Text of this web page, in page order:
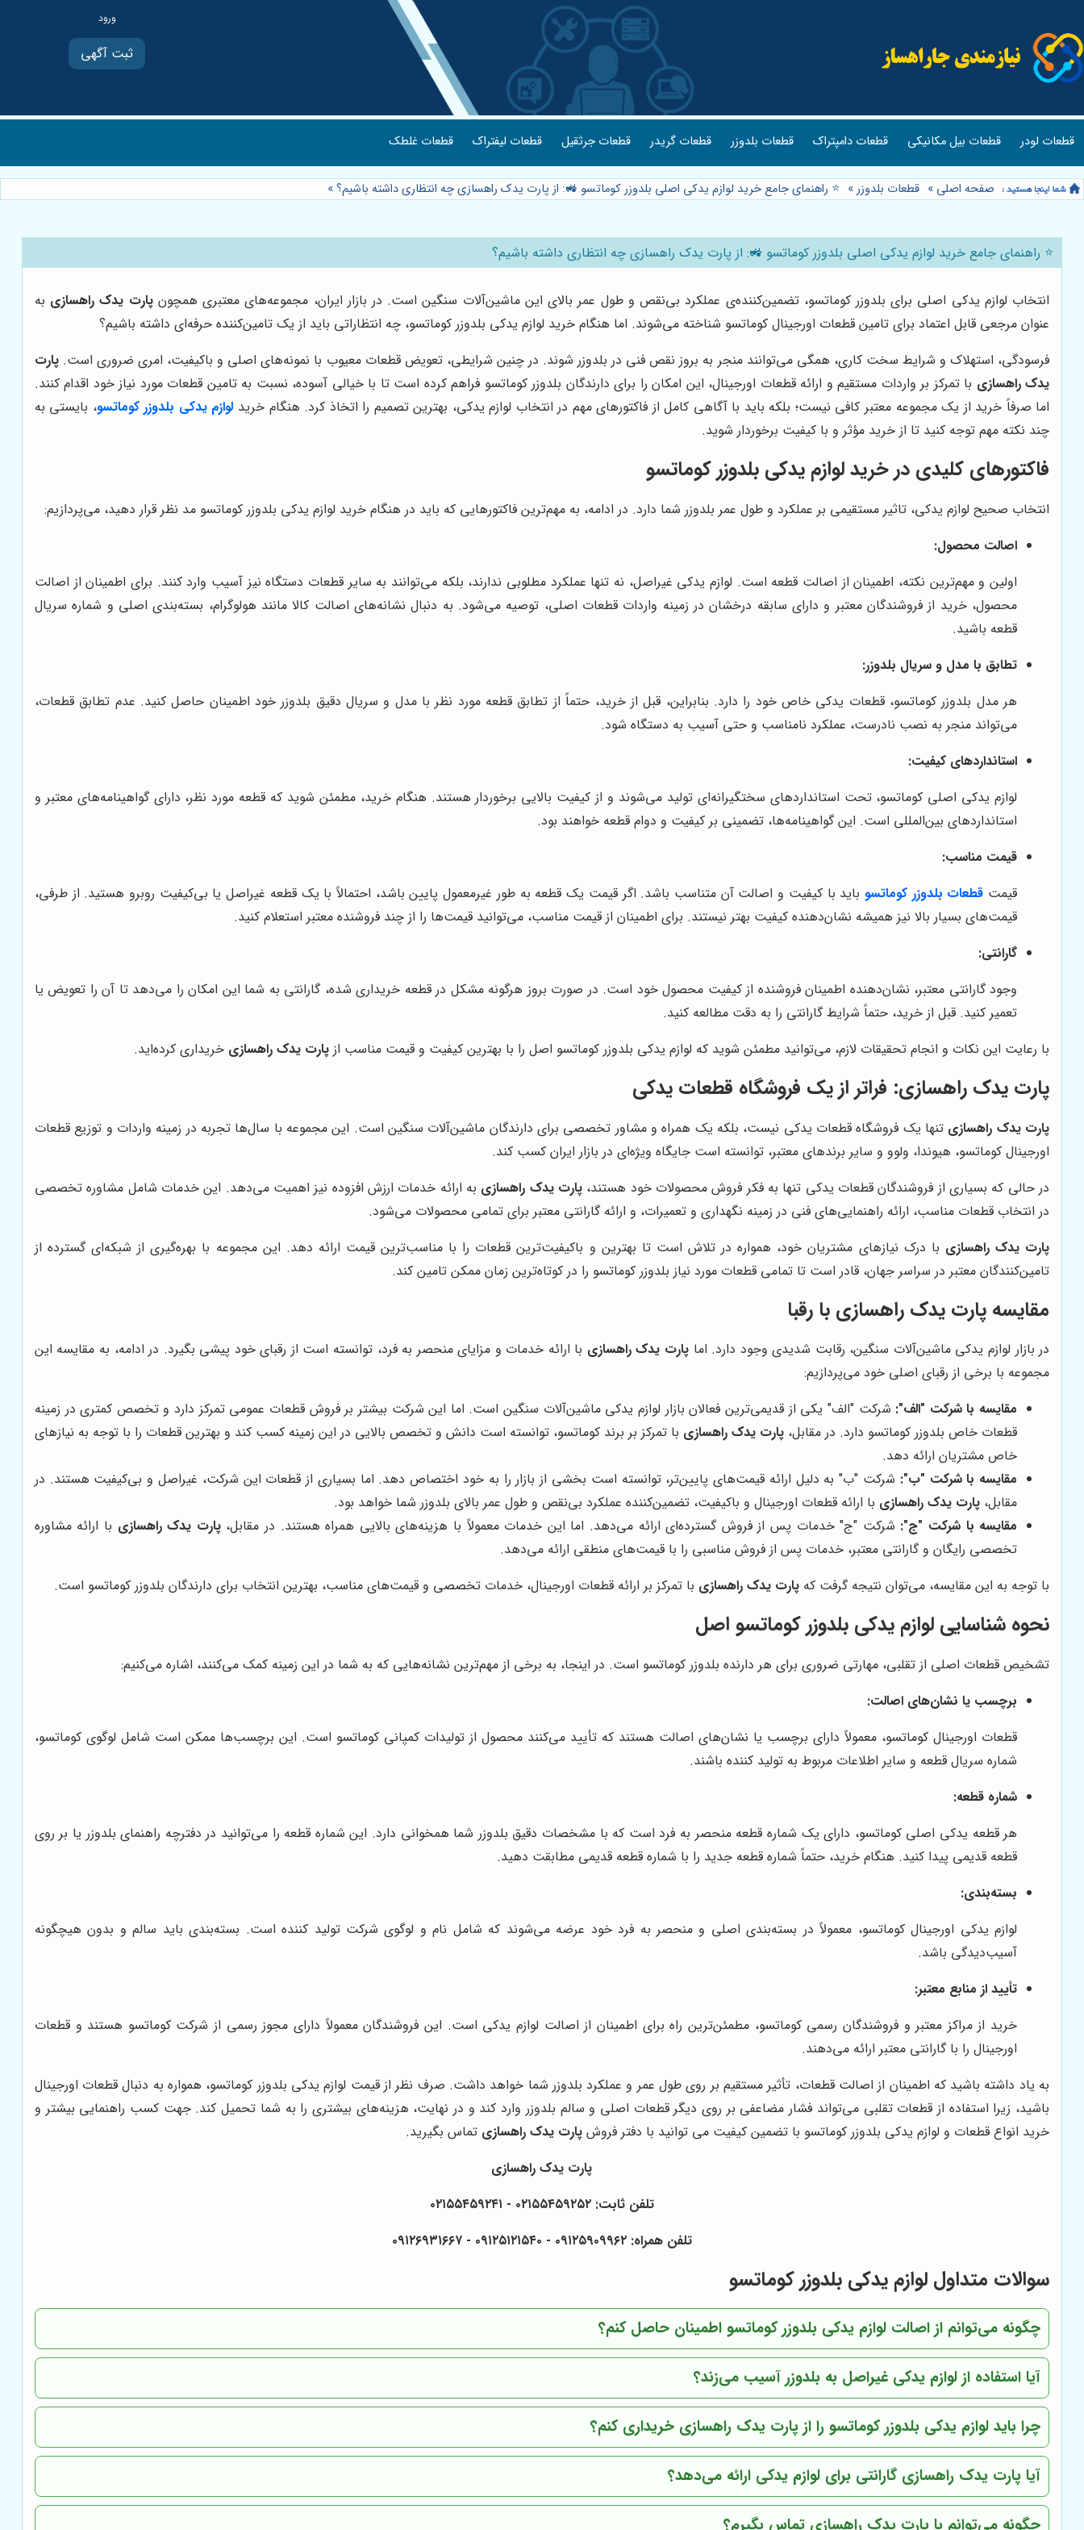
ثبت آگهی
قطعات لودر قطعات بیل مکانیکی قطعات دامپتراک قطعات بلدوزر قطعات گریدر قطعات جرثقیل قطعات لیفتراک قطعات غلطک
صفحه اصلی » قطعات بلدوزر» ⭐️ راهنمای جامع خرید لوازم یدکی اصلی بلدوزر کوماتسو 🚜: از پارت یدک راهسازی چه انتظاری داشته باشیم؟»
⭐️ راهنمای جامع خرید لوازم یدکی اصلی بلدوزر کوماتسو 🚜: از پارت یدک راهسازی چه انتظاری داشته باشیم؟
انتخاب لوازم یدکی اصلی برای بلدوزر کوماتسو، تضمین‌کننده‌ی عملکرد بی‌نقص و طول عمر بالای این ماشین‌آلات سنگین است. در بازار ایران، مجموعه‌های معتبری همچونپارت یدک راهسازی به
عنوان مرجعی قابل اعتماد برای تامین قطعات اورجینال کوماتسو شناخته می‌شوند. اما هنگام خرید لوازم یدکی بلدوزر کوماتسو، چه انتظاراتی باید از یک تامین‌کننده حرفه‌ای داشته باشیم؟
فرسودگی، استهلاک و شرایط سخت کاری، همگی می‌توانند منجر به بروز نقص فنی در بلدوزر شوند. در چنین شرایطی، تعویض قطعات معیوب با نمونه‌های اصلی و باکیفیت، امری ضروری است.پارت
یدک راهسازی با تمرکز بر واردات مستقیم و ارائه قطعات اورجینال، این امکان را برای دارندگان بلدوزر کوماتسو فراهم کرده است تا با خیالی آسوده، نسبت به تامین قطعات مورد نیاز خود اقدام کنند.
اما صرفاً خرید از یک مجموعه معتبر کافی نیست؛ بلکه باید با آگاهی کامل از فاکتورهای مهم در انتخاب لوازم یدکی، بهترین تصمیم را اتخاذ کرد. هنگام خرید لوازم یدکی بلدوزر کوماتسو، بایستی به
چند نکته مهم توجه کنید تا از خرید مؤثر و با کیفیت برخوردار شوید.
فاکتورهای کلیدی در خرید لوازم یدکی بلدوزر کوماتسو
انتخاب صحیح لوازم یدکی، تاثیر مستقیمی بر عملکرد و طول عمر بلدوزر شما دارد. در ادامه، به مهم‌ترین فاکتورهایی که باید در هنگام خرید لوازم یدکی بلدوزر کوماتسو مد نظر قرار دهید، می‌پردازیم:
اصالت محصول:
اولین و مهم‌ترین نکته، اطمینان از اصالت قطعه است. لوازم یدکی غیراصل، نه تنها عملکرد مطلوبی ندارند، بلکه می‌توانند به سایر قطعات دستگاه نیز آسیب وارد کنند. برای اطمینان از اصالت
محصول، خرید از فروشندگان معتبر و دارای سابقه درخشان در زمینه واردات قطعات اصلی، توصیه می‌شود. به دنبال نشانه‌های اصالت کالا مانند هولوگرام، بسته‌بندی اصلی و شماره سریال
قطعه باشید.
تطابق با مدل و سریال بلدوزر:
هر مدل بلدوزر کوماتسو، قطعات یدکی خاص خود را دارد. بنابراین، قبل از خرید، حتماً از تطابق قطعه مورد نظر با مدل و سریال دقیق بلدوزر خود اطمینان حاصل کنید. عدم تطابق قطعات،
می‌تواند منجر به نصب نادرست، عملکرد نامناسب و حتی آسیب به دستگاه شود.
استانداردهای کیفیت:
لوازم یدکی اصلی کوماتسو، تحت استانداردهای سختگیرانه‌ای تولید می‌شوند و از کیفیت بالایی برخوردار هستند. هنگام خرید، مطمئن شوید که قطعه مورد نظر، دارای گواهینامه‌های معتبر و
استانداردهای بین‌المللی است. این گواهینامه‌ها، تضمینی بر کیفیت و دوام قطعه خواهند بود.
قیمت مناسب:
قیمت قطعات بلدوزر کوماتسو باید با کیفیت و اصالت آن متناسب باشد. اگر قیمت یک قطعه به طور غیرمعمول پایین باشد، احتمالاً با یک قطعه غیراصل یا بی‌کیفیت روبرو هستید. از طرفی،
قیمت‌های بسیار بالا نیز همیشه نشان‌دهنده کیفیت بهتر نیستند. برای اطمینان از قیمت مناسب، می‌توانید قیمت‌ها را از چند فروشنده معتبر استعلام کنید.
گارانتی:
وجود گارانتی معتبر، نشان‌دهنده اطمینان فروشنده از کیفیت محصول خود است. در صورت بروز هرگونه مشکل در قطعه خریداری شده، گارانتی به شما این امکان را می‌دهد تا آن را تعویض یا
تعمیر کنید. قبل از خرید، حتماً شرایط گارانتی را به دقت مطالعه کنید.
با رعایت این نکات و انجام تحقیقات لازم، می‌توانید مطمئن شوید که لوازم یدکی بلدوزر کوماتسو اصل را با بهترین کیفیت و قیمت مناسب از پارت یدک راهسازی خریداری کرده‌اید.
پارت یدک راهسازی: فراتر از یک فروشگاه قطعات یدکی
پارت یدک راهسازی تنها یک فروشگاه قطعات یدکی نیست، بلکه یک همراه و مشاور تخصصی برای دارندگان ماشین‌آلات سنگین است. این مجموعه با سال‌ها تجربه در زمینه واردات و توزیع قطعات
اورجینال کوماتسو، هیوندا، ولوو و سایر برندهای معتبر، توانسته است جایگاه ویژه‌ای در بازار ایران کسب کند.
در حالی که بسیاری از فروشندگان قطعات یدکی تنها به فکر فروش محصولات خود هستند، پارت یدک راهسازی به ارائه خدمات ارزش افزوده نیز اهمیت می‌دهد. این خدمات شامل مشاوره تخصصی
در انتخاب قطعات مناسب، ارائه راهنمایی‌های فنی در زمینه نگهداری و تعمیرات، و ارائه گارانتی معتبر برای تمامی محصولات می‌شود.
پارت یدک راهسازی با درک نیازهای مشتریان خود، همواره در تلاش است تا بهترین و باکیفیت‌ترین قطعات را با مناسب‌ترین قیمت ارائه دهد. این مجموعه با بهره‌گیری از شبکه‌ای گسترده از
تامین‌کنندگان معتبر در سراسر جهان، قادر است تا تمامی قطعات مورد نیاز بلدوزر کوماتسو را در کوتاه‌ترین زمان ممکن تامین کند.
مقایسه پارت یدک راهسازی با رقبا
در بازار لوازم یدکی ماشین‌آلات سنگین، رقابت شدیدی وجود دارد. اما پارت یدک راهسازی با ارائه خدمات و مزایای منحصر به فرد، توانسته است از رقبای خود پیشی بگیرد. در ادامه، به مقایسه این
مجموعه با برخی از رقبای اصلی خود می‌پردازیم:
مقایسه با شرکت "الف": شرکت "الف" یکی از قدیمی‌ترین فعالان بازار لوازم یدکی ماشین‌آلات سنگین است. اما این شرکت بیشتر بر فروش قطعات عمومی تمرکز دارد و تخصص کمتری در زمینه
قطعات خاص بلدوزر کوماتسو دارد. در مقابل، پارت یدک راهسازی با تمرکز بر برند کوماتسو، توانسته است دانش و تخصص بالایی در این زمینه کسب کند و بهترین قطعات را با توجه به نیازهای
خاص مشتریان ارائه دهد.
مقایسه با شرکت "ب": شرکت "ب" به دلیل ارائه قیمت‌های پایین‌تر، توانسته است بخشی از بازار را به خود اختصاص دهد. اما بسیاری از قطعات این شرکت، غیراصل و بی‌کیفیت هستند. در
مقابل، پارت یدک راهسازی با ارائه قطعات اورجینال و باکیفیت، تضمین‌کننده عملکرد بی‌نقص و طول عمر بالای بلدوزر شما خواهد بود.
مقایسه با شرکت "ج": شرکت "ج" خدمات پس از فروش گسترده‌ای ارائه می‌دهد. اما این خدمات معمولاً با هزینه‌های بالایی همراه هستند. در مقابل،پارت یدک راهسازی با ارائه مشاوره
تخصصی رایگان و گارانتی معتبر، خدمات پس از فروش مناسبی را با قیمت‌های منطقی ارائه می‌دهد.
با توجه به این مقایسه، می‌توان نتیجه گرفت که پارت یدک راهسازی با تمرکز بر ارائه قطعات اورجینال، خدمات تخصصی و قیمت‌های مناسب، بهترین انتخاب برای دارندگان بلدوزر کوماتسو است.
نحوه شناسایی لوازم یدکی بلدوزر کوماتسو اصل
تشخیص قطعات اصلی از تقلبی، مهارتی ضروری برای هر دارنده بلدوزر کوماتسو است. در اینجا، به برخی از مهم‌ترین نشانه‌هایی که به شما در این زمینه کمک می‌کنند، اشاره می‌کنیم:
برچسب یا نشان‌های اصالت:
قطعات اورجینال کوماتسو، معمولاً دارای برچسب یا نشان‌های اصالت هستند که تأیید می‌کنند محصول از تولیدات کمپانی کوماتسو است. این برچسب‌ها ممکن است شامل لوگوی کوماتسو،
شماره سریال قطعه و سایر اطلاعات مربوط به تولید کننده باشند.
شماره قطعه:
هر قطعه یدکی اصلی کوماتسو، دارای یک شماره قطعه منحصر به فرد است که با مشخصات دقیق بلدوزر شما همخوانی دارد. این شماره قطعه را می‌توانید در دفترچه راهنمای بلدوزر یا بر روی
قطعه قدیمی پیدا کنید. هنگام خرید، حتماً شماره قطعه جدید را با شماره قطعه قدیمی مطابقت دهید.
بسته‌بندی:
لوازم یدکی اورجینال کوماتسو، معمولاً در بسته‌بندی اصلی و منحصر به فرد خود عرضه می‌شوند که شامل نام و لوگوی شرکت تولید کننده است. بسته‌بندی باید سالم و بدون هیچگونه
آسیب‌دیدگی باشد.
تأیید از منابع معتبر:
خرید از مراکز معتبر و فروشندگان رسمی کوماتسو، مطمئن‌ترین راه برای اطمینان از اصالت لوازم یدکی است. این فروشندگان معمولاً دارای مجوز رسمی از شرکت کوماتسو هستند و قطعات
اورجینال را با گارانتی معتبر ارائه می‌دهند.
به یاد داشته باشید که اطمینان از اصالت قطعات، تأثیر مستقیم بر روی طول عمر و عملکرد بلدوزر شما خواهد داشت. صرف نظر از قیمت لوازم یدکی بلدوزر کوماتسو، همواره به دنبال قطعات اورجینال
باشید، زیرا استفاده از قطعات تقلبی می‌تواند فشار مضاعفی بر روی دیگر قطعات اصلی و سالم بلدوزر وارد کند و در نهایت، هزینه‌های بیشتری را به شما تحمیل کند. جهت کسب راهنمایی بیشتر و
خرید انواع قطعات و لوازم یدکی بلدوزر کوماتسو با تضمین کیفیت می توانید با دفتر فروش پارت یدک راهسازی تماس بگیرید.
پارت یدک راهسازی
تلفن ثابت: ۰۲۱۵۵۴۵۹۲۵۲ - ۰۲۱۵۵۴۵۹۲۴۱
تلفن همراه: ۰۹۱۲۵۹۰۹۹۶۲ - ۰۹۱۲۵۱۲۱۵۴۰ - ۰۹۱۲۶۹۳۱۶۶۷
سوالات متداول لوازم یدکی بلدوزر کوماتسو
چگونه می‌توانم از اصالت لوازم یدکی بلدوزر کوماتسو اطمینان حاصل کنم؟
آیا استفاده از لوازم یدکی غیراصل به بلدوزر آسیب می‌زند؟
چرا باید لوازم یدکی بلدوزر کوماتسو را ازپارت یدک راهسازی خریداری کنم؟
آیا پارت یدک راهسازی گارانتی برای لوازم یدکی ارائه می‌دهد؟